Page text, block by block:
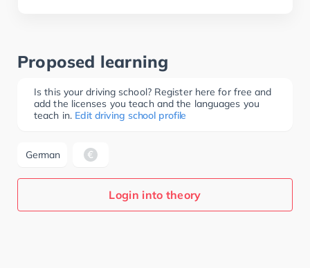
Proposed learning
Is this your driving school? Register here for free and
add the licenses you teach and the languages you
teach in. Edit driving school profile
German
Login into theory